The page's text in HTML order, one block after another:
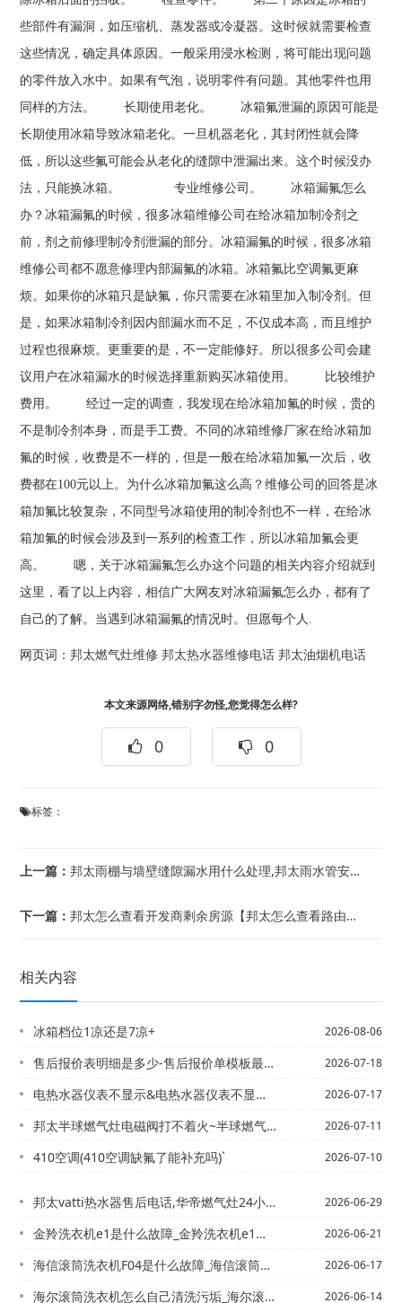
些部件有漏洞，如压缩机、蒸发器或冷凝器。这时候就需要检查
这些情况，确定具体原因。一般采用浸水检测，将可能出现问题
的零件放入水中。如果有气泡，说明零件有问题。其他零件也用
同样的方法。 长期使用老化。 冰箱氟泄漏的原因可能是
长期使用冰箱导致冰箱老化。一旦机器老化，其封闭性就会降
低，所以这些氟可能会从老化的缝隙中泄漏出来。这个时候没办
法，只能换冰箱。 专业维修公司。 冰箱漏氟怎么
办？冰箱漏氟的时候，很多冰箱维修公司在给冰箱加制冷剂之
前，剂之前修理制冷剂泄漏的部分。冰箱漏氟的时候，很多冰箱
维修公司都不愿意修理内部漏氟的冰箱。冰箱氟比空调氟更麻
烦。如果你的冰箱只是缺氟，你只需要在冰箱里加入制冷剂。但
是，如果冰箱制冷剂因内部漏水而不足，不仅成本高，而且维护
过程也很麻烦。更重要的是，不一定能修好。所以很多公司会建
议用户在冰箱漏水的时候选择重新购买冰箱使用。 比较维护
费用。 经过一定的调查，我发现在给冰箱加氟的时候，贵的
不是制冷剂本身，而是手工费。不同的冰箱维修厂家在给冰箱加
氟的时候，收费是不一样的，但是一般在给冰箱加氟一次后，收
费都在100元以上。为什么冰箱加氟这么高？维修公司的回答是冰
箱加氟比较复杂，不同型号冰箱使用的制冷剂也不一样，在给冰
箱加氟的时候会涉及到一系列的检查工作，所以冰箱加氟会更
高。 嗯，关于冰箱漏氟怎么办这个问题的相关内容介绍就到
这里，看了以上内容，相信广大网友对冰箱漏氟怎么办，都有了
自己的了解。当遇到冰箱漏氟的情况时。但愿每个人.
网页词：邦太燃气灶维修 邦太热水器维修电话 邦太油烟机电话
本文来源网络,错别字勿怪,您觉得怎么样?
0 0
标签：
上一篇：邦太雨棚与墙壁缝隙漏水用什么处理,邦太雨水管安装规范要求有哪些
下一篇：邦太怎么查看开发商剩余房源【邦太怎么查看路由器连接几台设备
相关内容
冰箱档位1凉还是7凉+ 2026-08-06
售后报价表明细是多少-售后报价单模板最新的标准 2026-07-18
电热水器仪表不显示&电热水器仪表不显示怎么回事 2026-07-17
邦太半球燃气灶电磁阀打不着火~半球燃气灶热水器打不着火 2026-07-11
410空调(410空调缺氟了能补充吗)` 2026-07-10
邦太vatti热水器售后电话,华帝燃气灶24小时服务热线电话{邦太vatti热水... 2026-06-29
金羚洗衣机e1是什么故障_金羚洗衣机e1的含义及解决方法@金羚洗衣机不甩干的原因... 2026-06-21
海信滚筒洗衣机F04是什么故障_海信滚筒洗衣机F04故障分析】海信滚筒洗衣机F0... 2026-06-17
海尔滚筒洗衣机怎么自己清洗污垢_海尔滚筒洗衣机清洗污垢方法/海尔滚筒洗衣液放哪个... 2026-06-14